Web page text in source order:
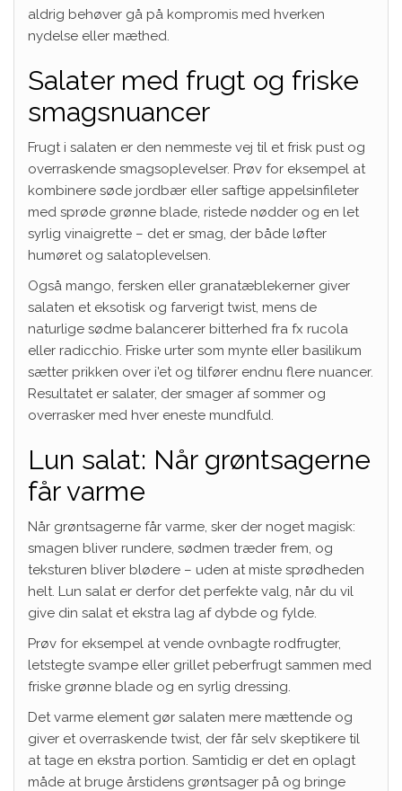
aldrig behøver gå på kompromis med hverken
nydelse eller mæthed.
Salater med frugt og friske
smagsnuancer
Frugt i salaten er den nemmeste vej til et frisk pust og
overraskende smagsoplevelser. Prøv for eksempel at
kombinere søde jordbær eller saftige appelsinfileter
med sprøde grønne blade, ristede nødder og en let
syrlig vinaigrette – det er smag, der både løfter
humøret og salatoplevelsen.
Også mango, fersken eller granatæblekerner giver
salaten et eksotisk og farverigt twist, mens de
naturlige sødme balancerer bitterhed fra fx rucola
eller radicchio. Friske urter som mynte eller basilikum
sætter prikken over i’et og tilfører endnu flere nuancer.
Resultatet er salater, der smager af sommer og
overrasker med hver eneste mundfuld.
Lun salat: Når grøntsagerne
får varme
Når grøntsagerne får varme, sker der noget magisk:
smagen bliver rundere, sødmen træder frem, og
teksturen bliver blødere – uden at miste sprødheden
helt. Lun salat er derfor det perfekte valg, når du vil
give din salat et ekstra lag af dybde og fylde.
Prøv for eksempel at vende ovnbagte rodfrugter,
letstegte svampe eller grillet peberfrugt sammen med
friske grønne blade og en syrlig dressing.
Det varme element gør salaten mere mættende og
giver et overraskende twist, der får selv skeptikere til
at tage en ekstra portion. Samtidig er det en oplagt
måde at bruge årstidens grøntsager på og bringe